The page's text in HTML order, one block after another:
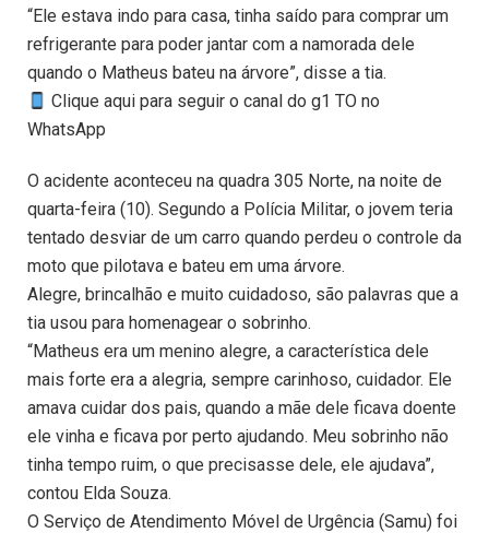
“Ele estava indo para casa, tinha saído para comprar um
refrigerante para poder jantar com a namorada dele
quando o Matheus bateu na árvore”, disse a tia.
Clique aqui para seguir o canal do g1 TO no
WhatsApp
O acidente aconteceu na quadra 305 Norte, na noite de
quarta-feira (10). Segundo a Polícia Militar, o jovem teria
tentado desviar de um carro quando perdeu o controle da
moto que pilotava e bateu em uma árvore.
Alegre, brincalhão e muito cuidadoso, são palavras que a
tia usou para homenagear o sobrinho.
“Matheus era um menino alegre, a característica dele
mais forte era a alegria, sempre carinhoso, cuidador. Ele
amava cuidar dos pais, quando a mãe dele ficava doente
ele vinha e ficava por perto ajudando. Meu sobrinho não
tinha tempo ruim, o que precisasse dele, ele ajudava”,
contou Elda Souza.
O Serviço de Atendimento Móvel de Urgência (Samu) foi